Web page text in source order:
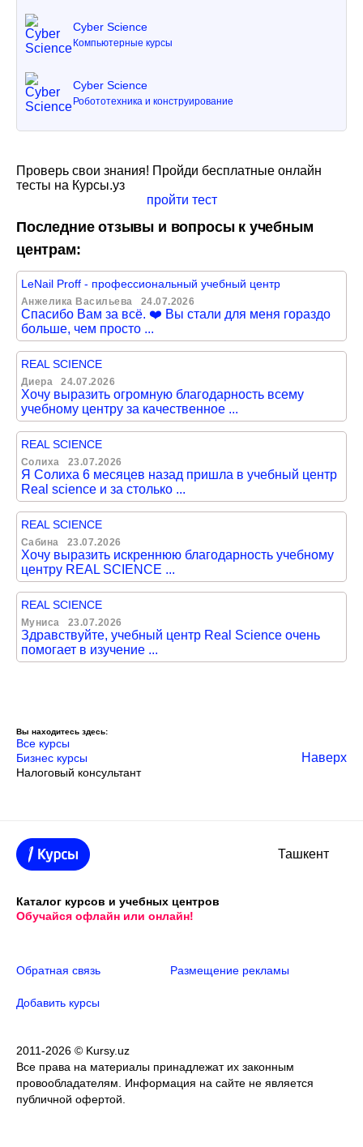
Cyber Science
Компьютерные курсы
Cyber Science
Робототехника и конструирование
Проверь свои знания! Пройди бесплатные онлайн
тесты на Курсы.уз
пройти тест
Последние отзывы и вопросы к учебным
центрам:
LeNail Proff - профессиональный учебный центр
Анжелика Васильева 24.07.2026
Спасибо Вам за всё. ❤️ Вы стали для меня гораздо
больше, чем просто ...
REAL SCIENCE
Диера 24.07.2026
Хочу выразить огромную благодарность всему
учебному центру за качественное ...
REAL SCIENCE
Солиха 23.07.2026
Я Солиха 6 месяцев назад пришла в учебный центр
Real science и за столько ...
REAL SCIENCE
Сабина 23.07.2026
Хочу выразить искреннюю благодарность учебному
центру REAL SCIENCE ...
REAL SCIENCE
Муниса 23.07.2026
Здравствуйте, учебный центр Real Science очень
помогает в изучение ...
Вы находитесь здесь:
Все курсы
Бизнес курсы
Налоговый консультант
Наверх
Ташкент
Каталог курсов и учебных центров
Обучайся офлайн или онлайн!
Обратная связь Размещение рекламы
Добавить курсы
2011-2026 © Kursy.uz
Все права на материалы принадлежат их законным
провообладателям. Информация на сайте не является
публичной офертой.